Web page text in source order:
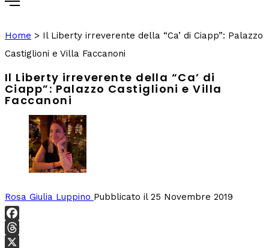
Home > Il Liberty irreverente della “Ca’ di Ciapp”: Palazzo
Castiglioni e Villa Faccanoni
Il Liberty irreverente della “Ca’ di
Ciapp”: Palazzo Castiglioni e Villa
Faccanoni
Rosa Giulia Luppino Pubblicato il 25 Novembre 2019
Facebook
Threads